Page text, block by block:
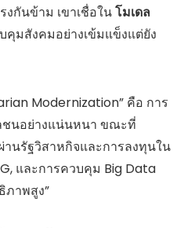
กันข้าม เขาเชื่อในโมเดล
คุมสังคมอย่างเข้มแข็งแต่ยัง
Modernization” คือ การ
นอย่างแน่นหนา ขณะที่
านรัฐวิสาหกิจและการลงทุนใน
และการควบคุม Big Data
ภาพสูง”